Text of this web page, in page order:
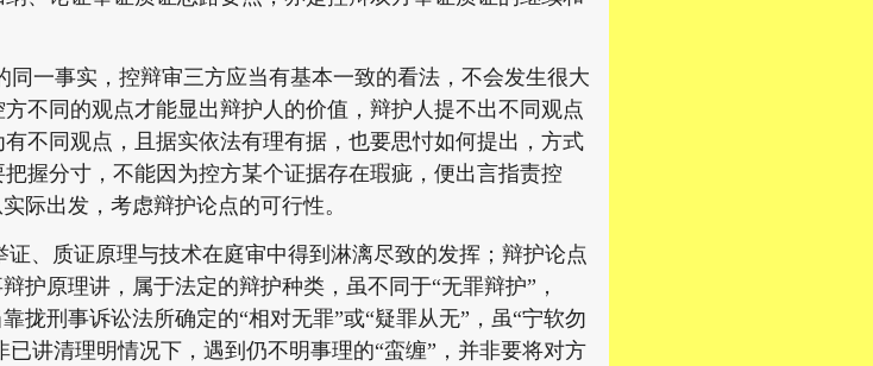
事实，控辩审三方应当有基本一致的看法，不会发生很大
不同的观点才能显出辩护人的价值，辩护人提不出不同观点
不同观点，且据实依法有理有据，也要思忖如何提出，方式
握分寸，不能因为控方某个证据存在瑕疵，便出言指责控
际出发，考虑辩护论点的可行性。
质证原理与技术在庭审中得到淋漓尽致的发挥；辩护论点
护原理讲，属于法定的辩护种类，虽不同于“无罪辩护”，
拢刑事诉讼法所确定的“相对无罪”或“疑罪从无”，虽“宁软勿
已讲清理明情况下，遇到仍不明事理的“蛮缠”，并非要将对方